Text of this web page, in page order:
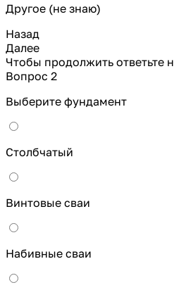
Другое (не знаю)
Назад
Далее
Чтобы продолжить ответьте
Вопрос 2
Выберите фундамент
Столбчатый
Винтовые сваи
Набивные сваи